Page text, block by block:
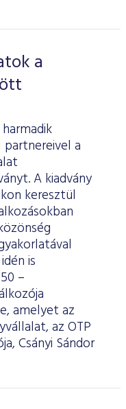
a
a
A kiadvány
keresztül
is
–
amelyet az
az OTP
Csányi Sándor